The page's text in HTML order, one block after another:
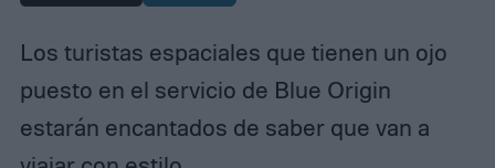
Los turistas espaciales que tienen un ojo
puesto en el servicio de Blue Origin
estarán encantados de saber que van a